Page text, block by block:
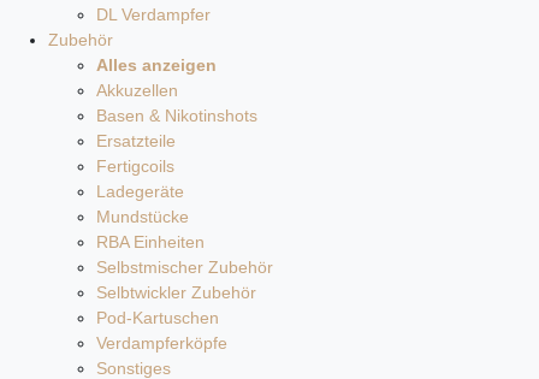
DL Verdampfer
Zubehör
Alles anzeigen
Akkuzellen
Basen & Nikotinshots
Ersatzteile
Fertigcoils
Ladegeräte
Mundstücke
RBA Einheiten
Selbstmischer Zubehör
Selbtwickler Zubehör
Pod-Kartuschen
Verdampferköpfe
Sonstiges